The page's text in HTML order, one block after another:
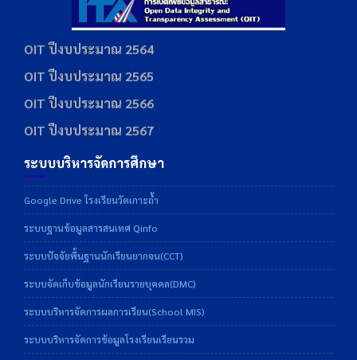
OIT ปีงบประมาณ 2564
OIT ปีงบประมาณ 2565
OIT ปีงบประมาณ 2566
OIT ปีงบประมาณ 2567
ระบบบริหารจัดการศึกษา
Google Drive โรงเรียนวัดเกาะถ้ำ
ระบบฐานข้อมูลสารสนเทศ Qinfo
ระบบปัจจัยพื้นฐานนักเรียนยากจน(CCT)
ระบบจัดเก็บข้อมูลนักเรียนรายบุคคล(DMC)
ระบบบริหารจัดการผลการเรียน(School MIS)
ระบบบริหารจัดการข้อมูลโรงเรียนเรียนรวม